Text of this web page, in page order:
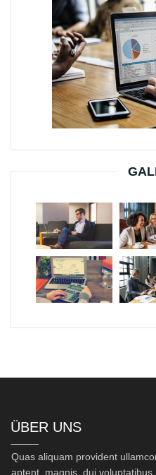
ÜBER UNS
Quas aliquam provident
aptent, magnis, dui